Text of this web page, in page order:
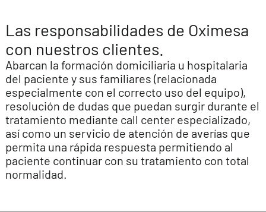
Las responsabilidades de Oximesa
con nuestros clientes.
Abarcan la formación domiciliaria u hospitalaria
del paciente y sus familiares (relacionada
especialmente con el correcto uso del equipo),
resolución de dudas que puedan surgir durante el
tratamiento mediante call center especializado,
así como un servicio de atención de averías que
permita una rápida respuesta permitiendo al
paciente continuar con su tratamiento con total
normalidad.